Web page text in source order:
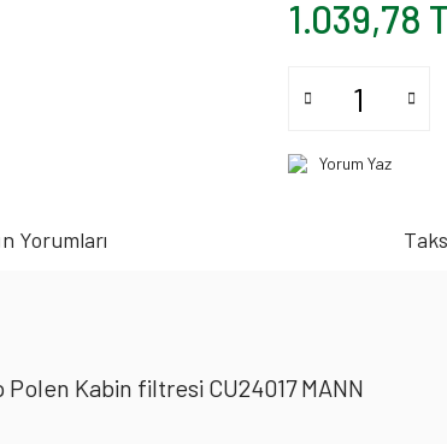
1.039,78
Yorum Yaz
Yorumları
Polen Kabin filtresi CU24017 MANN